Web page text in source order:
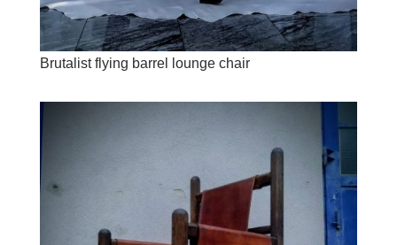
Brutalist flying barrel lounge chair